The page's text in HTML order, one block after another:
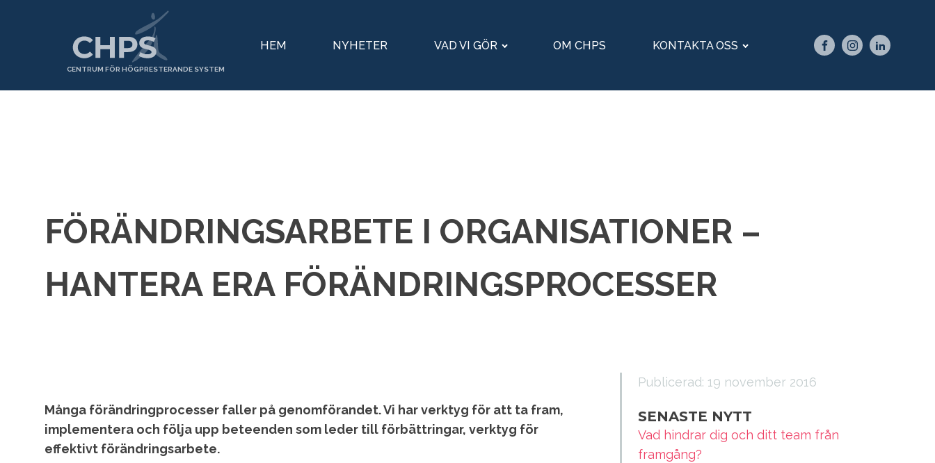
CENTRUM FÖR HÖGPRESTERANDE SYSTEM
HEM NYHETER VAD VI GÖR OM CHPS KONTAKTA OSS
FÖRÄNDRINGSARBETE I ORGANISATIONER –
HANTERA ERA FÖRÄNDRINGSPROCESSER
Många förändringprocesser faller på genomförandet. Vi har verktyg för att ta fram,
implementera och följa upp beteenden som leder till förbättringar, verktyg för
effektivt förändringsarbete.
Publicerad: 19 november 2016
SENASTE NYTT
Vad hindrar dig och ditt team från
framgång?